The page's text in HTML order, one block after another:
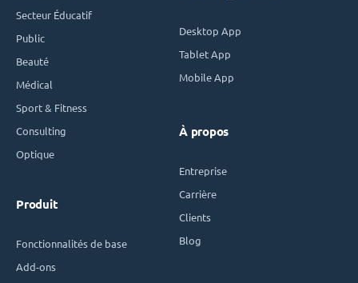
Secteur Éducatif
Public
Beauté
Médical
Sport & Fitness
Consulting
Optique
Produit
Fonctionnalités de base
Add-ons
Desktop App
Tablet App
Mobile App
À propos
Entreprise
Carrière
Clients
Blog